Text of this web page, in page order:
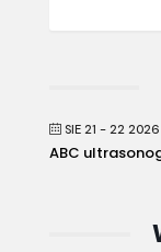
SIE 21 - 22 2026
ABC